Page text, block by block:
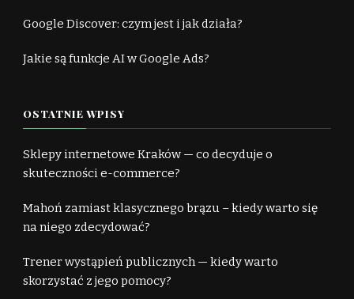
Google Discover: czym jest i jak działa?
Jakie są funkcje AI w Google Ads?
OSTATNIE WPISY
Sklepy internetowe Kraków — co decyduje o
skuteczności e-commerce?
Mahoń zamiast klasycznego brązu – kiedy warto się
na niego zdecydować?
Trener wystąpień publicznych — kiedy warto
skorzystać z jego pomocy?